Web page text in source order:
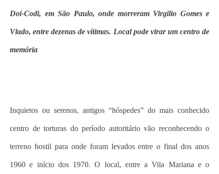
Doi-Codi, em São Paulo, onde morreram Virgilio Gomes e
Vlado, entre dezenas de vítimas. Local pode virar um centro de
memória
Inquietos ou serenos, antigos “hóspedes” do mais conhecido
centro de torturas do período autoritário vão reconhecendo o
terreno hostil para onde foram levados entre o final dos anos
1960 e início dos 1970. O local, entre a Vila Mariana e o